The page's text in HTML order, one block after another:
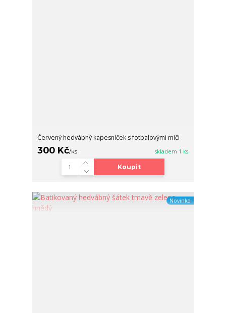
Červený hedvábný kapesníček s fotbalovými míči
300 Kč/ks skladem 1 ks
Koupit
Novinka